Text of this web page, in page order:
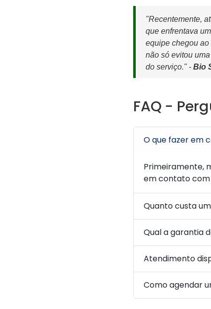
"Recentemente,
que enfrentava
equipe chegou
não só evitou
do serviço." - Bio
FAQ -
O que fazer em
Primeiramente,
em contato
Quanto custa
Qual a garantia
Atendimento
Como agendar